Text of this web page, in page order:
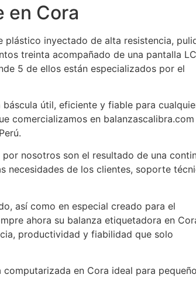
en Cora
plástico inyectado de alta resistencia,
treinta acompañado de una pantalla
5 de ellos están especializados por el
útil, eficiente y fiable para
comercializamos en balanzascalibra.com
nosotros son el resultado de una
necesidades de los clientes, soporte
así como en especial creado para el
ahora su balanza etiquetadora en
productividad y fiabilidad que solo
en Cora ideal para